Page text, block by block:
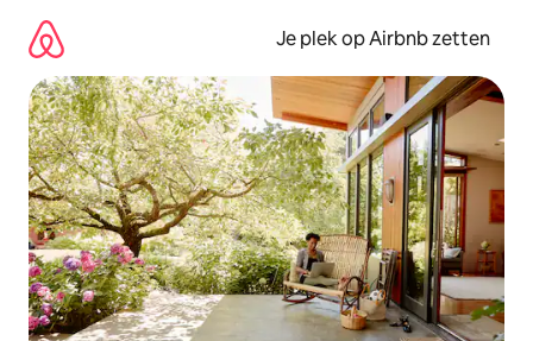
direct
naar
inhoud
Je plek op Airbnb zetten